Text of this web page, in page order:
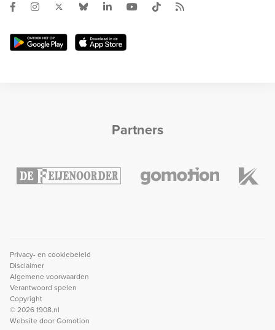
Partners
Privacy- en cookiebeleid
Disclaimer
Algemene voorwaarden
Verantwoord spelen
Copyright
© 2026 1908.nl
Website doorGomotion